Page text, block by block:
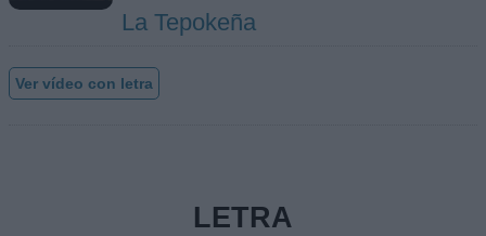
La Tepokeña
Ver vídeo con letra
LETRA